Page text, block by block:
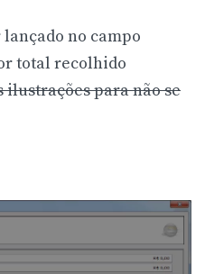
lançado no campo
total recolhido
ilustrações para não se